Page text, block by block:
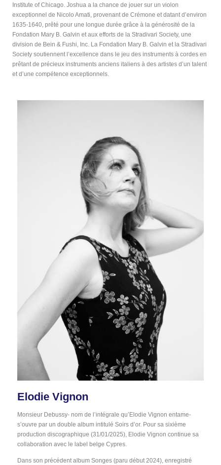
Institute of Chicago. Joshua a la chance de jouer sur un violon
exceptionnel de Nicolo Amati, provenant de Crémone et datant d’environ
1635-1640, prêté pour une longue durée grâce à la générosité de la
Fondation Mary B. Galvin et aux efforts de la Stradivari Society, une
division de Bein & Fushi, Inc. La Fondation Mary B. Galvin et la Stradivari
Society soutiennent l’excellence dans le jeu des instruments à cordes en
prêtant de précieux instruments anciens italiens à des artistes d’un talent
et d’une compétence exceptionnels.
Elodie Vignon
Monsieur Debussy- nom de l’intégrale qu’Elodie Vignon entame-
s’ouvre par un double album intitulé Soirs d’or. Pour sa sixième
production discographique (31/01/2025), Elodie Vignon continue sa
collaboration avec le label belge Cypres.
Dans son précédent album Songes (paru début 2024), enregistré